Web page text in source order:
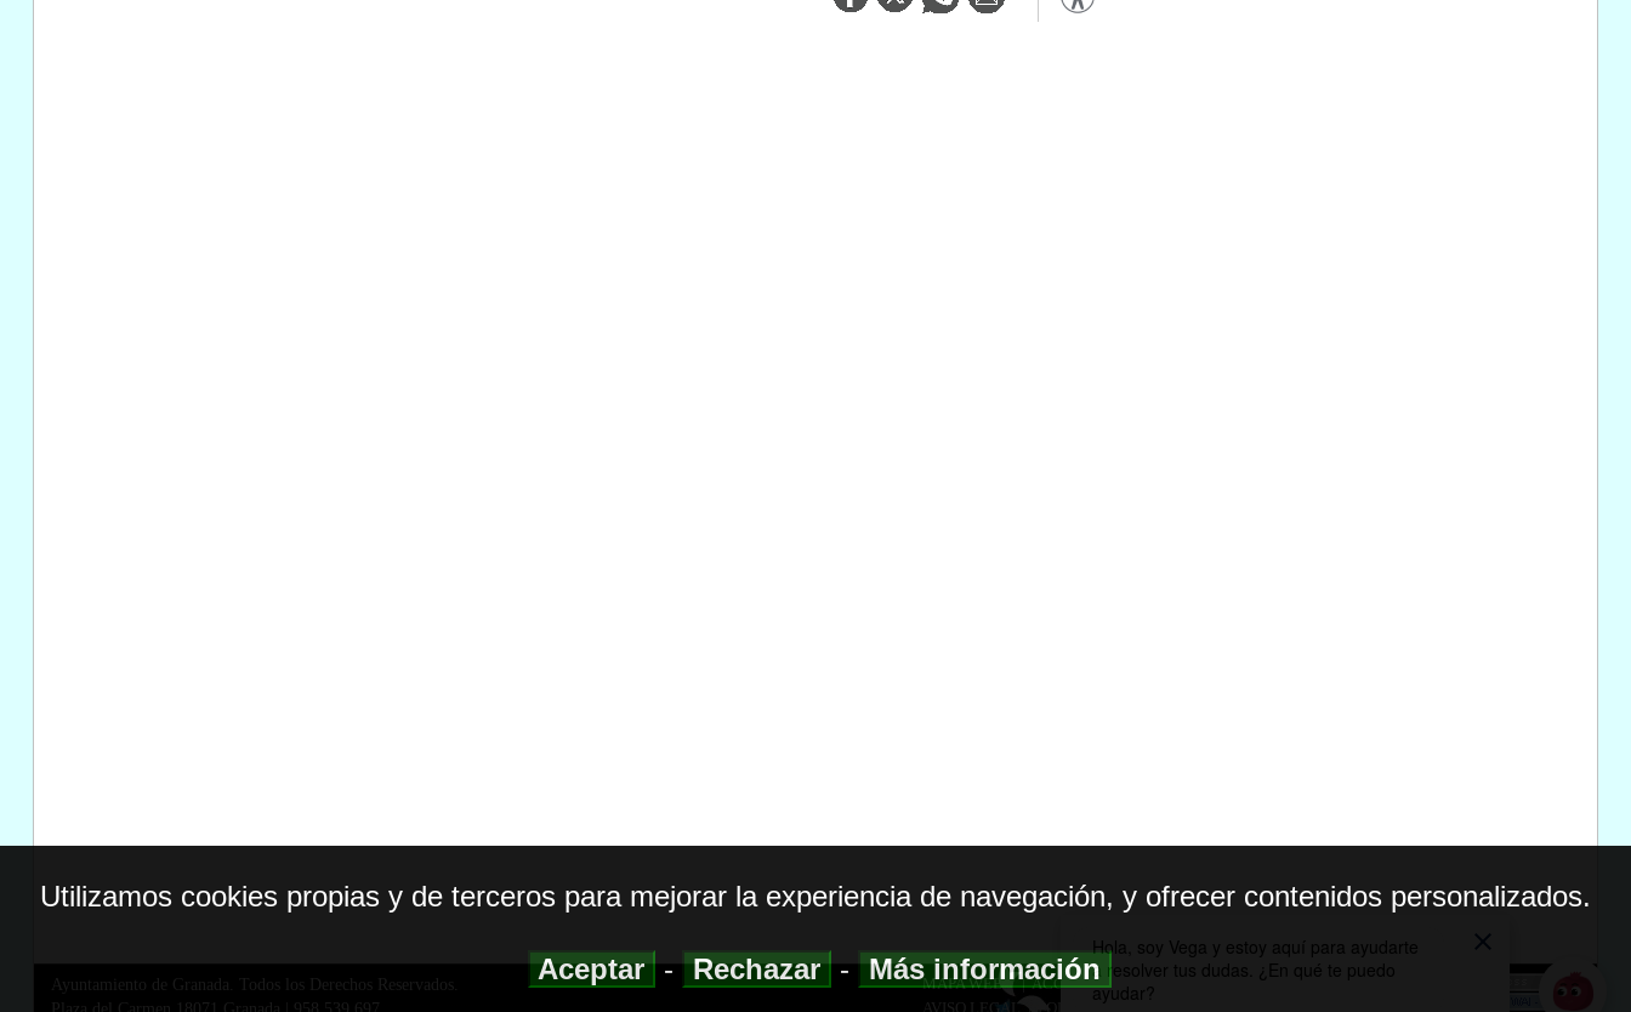
Ayuntamiento de Granada. Todos los Derechos Reservados.
MAPA WEB|ACCESIBILIDAD
AVISO LEGAL| POLITICA DE PRIVACIDAD
Utilizamos cookies propias y de terceros para mejorar la experiencia de navegación, y ofrecer contenidos personalizados.
Aceptar-Rechazar-Más información